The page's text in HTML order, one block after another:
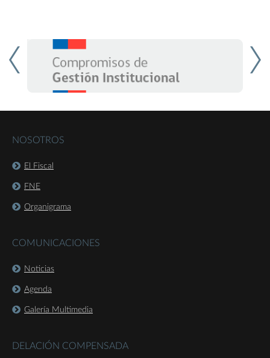
NOSOTROS
El Fiscal
FNE
Organigrama
COMUNICACIONES
Noticias
Agenda
Galería Multimedia
DELACIÓN COMPENSADA